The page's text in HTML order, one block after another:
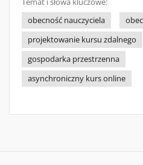
Temat i słowa kluczowe:
obecność nauczyciela
projektowanie kursu zdalnego
gospodarka przestrzenna
asynchroniczny kurs online